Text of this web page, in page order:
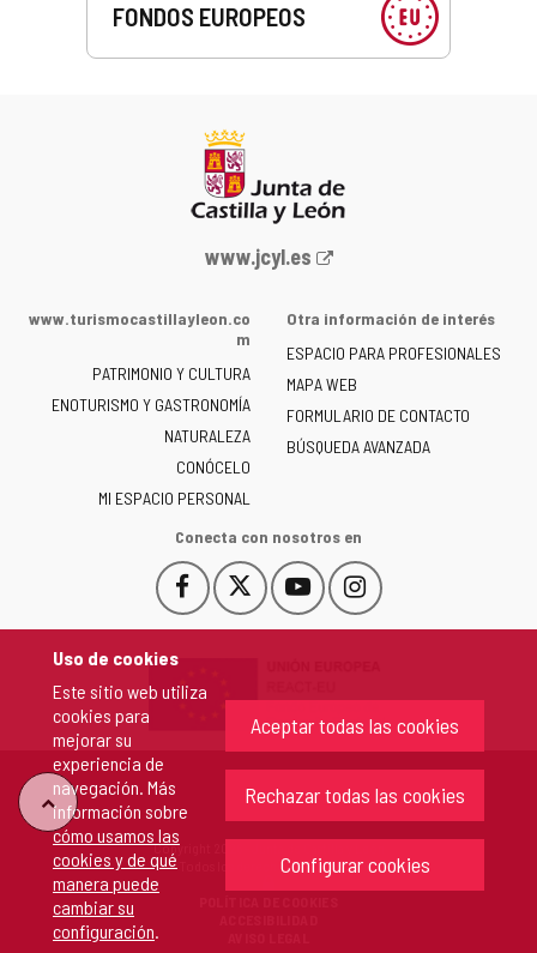
Uso de cookies
Este sitio web utiliza
cookies para
mejorar su
experiencia de
navegación. Más
información sobre
cómo usamos las
cookies y de qué
manera puede
cambiar su
configuración.
Aceptar todas las cookies
Rechazar todas las cookies
Configurar cookies
FONDOS EUROPEOS
Portal
la
de
Castilla
y
León
-
www.jcyl.es
www.turismocastillayleon.co
m
PATRIMONIO Y CULTURA
ENOTURISMO Y GASTRONOMÍA
NATURALEZA
CONÓCELO
MI ESPACIO PERSONAL
Otra información de interés
ESPACIO PARA PROFESIONALES
MAPA WEB
FORMULARIO DE CONTACTO
BÚSQUEDA AVANZADA
Conecta con nosotros en
Facebook
Este
enlace
en
nueva.
Este
enlace
una
ventana
nueva.
YouTube
Este
enlace
una
ventana
nueva.
Instagram
Este
enlace
una
ventana
nueva.
"Volver
arriba"
Copyright 2026 - Junta de Castilla y León
Todos los derechos reservados.